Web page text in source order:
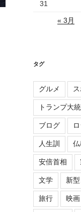
31
« 3月
タグ
グルメ
トランプ大
ブログ
人生訓
安倍首相
文学 新
旅行 映画